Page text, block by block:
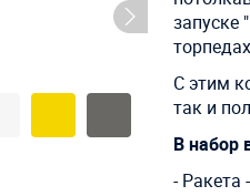
запуске
С этим
так и
В набор
- Ракета